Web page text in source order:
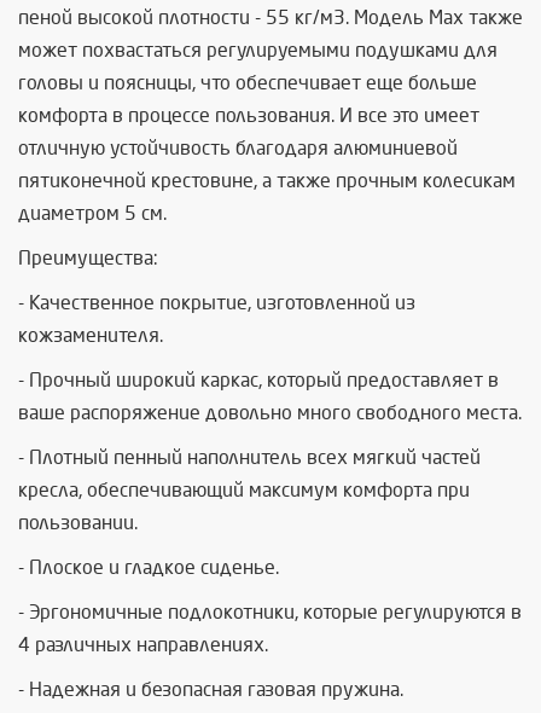
пеной высокой плотности - 55 кг/м3. Модель Max также
может похвастаться регулируемыми подушками для
головы и поясницы, что обеспечивает еще больше
комфорта в процессе пользования. И все это имеет
отличную устойчивость благодаря алюминиевой
пятиконечной крестовине, а также прочным колесикам
диаметром 5 см.
Преимущества:
- Качественное покрытие, изготовленной из
кожзаменителя.
- Прочный широкий каркас, который предоставляет в
ваше распоряжение довольно много свободного места.
- Плотный пенный наполнитель всех мягкий частей
кресла, обеспечивающий максимум комфорта при
пользовании.
- Плоское и гладкое сиденье.
- Эргономичные подлокотники, которые регулируются в
4 различных направлениях.
- Надежная и безопасная газовая пружина.